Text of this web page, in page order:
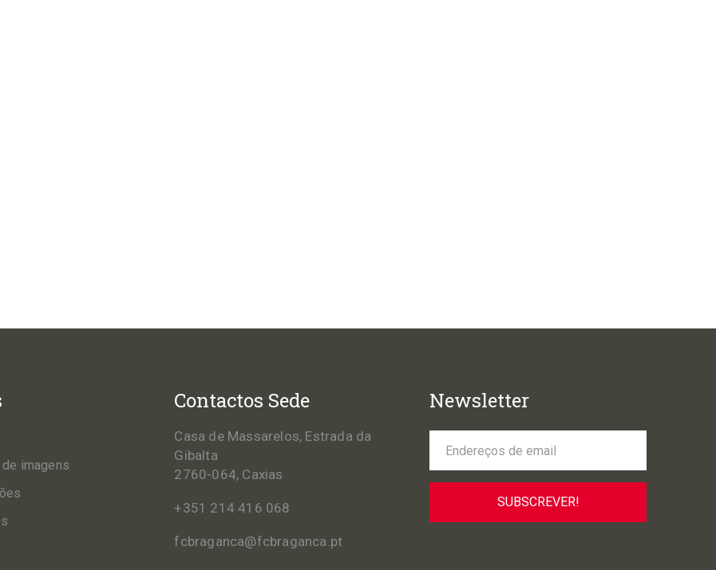
imagens
Contactos Sede
Casa de Massarelos, Estrada da
Gibalta
2760-064, Caxias
+351 214 416 068
fcbraganca@fcbraganca.pt
Newsletter